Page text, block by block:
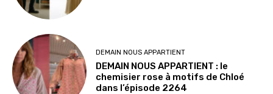
DEMAIN NOUS APPARTIENT
DEMAIN NOUS APPARTIENT : le
chemisier rose à motifs de Chloé
dans l’épisode 2264